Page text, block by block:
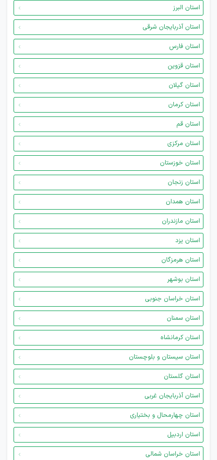
استان البرز
استان آذربایجان شرقی
استان فارس
استان قزوین
استان گیلان
استان کرمان
استان قم
استان مرکزی
استان خوزستان
استان زنجان
استان همدان
استان مازندران
استان یزد
استان هرمزگان
استان بوشهر
استان خراسان جنوبی
استان سمنان
استان کرمانشاه
استان سیستان و بلوچستان
استان گلستان
استان آذربایجان غربی
استان چهارمحال و بختیاری
استان اردبیل
استان خراسان شمالی